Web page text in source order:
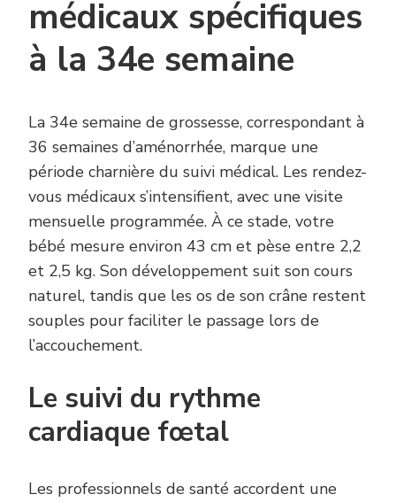
médicaux spécifiques
à la 34e semaine
La 34e semaine de grossesse, correspondant à
36 semaines d’aménorrhée, marque une
période charnière du suivi médical. Les rendez-
vous médicaux s’intensifient, avec une visite
mensuelle programmée. À ce stade, votre
bébé mesure environ 43 cm et pèse entre 2,2
et 2,5 kg. Son développement suit son cours
naturel, tandis que les os de son crâne restent
souples pour faciliter le passage lors de
l’accouchement.
Le suivi du rythme
cardiaque fœtal
Les professionnels de santé accordent une